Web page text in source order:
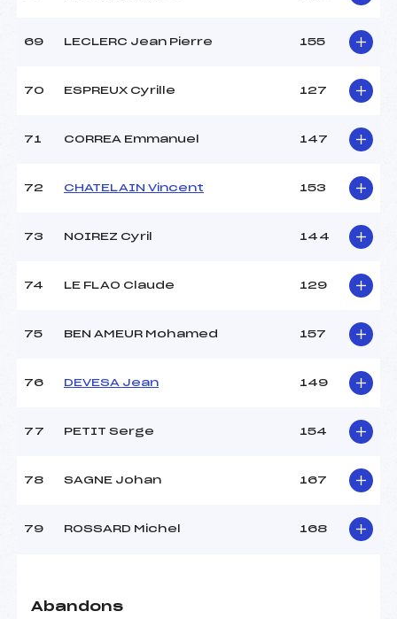
69 LECLERC Jean Pierre 155
70 ESPREUX Cyrille 127
71 CORREA Emmanuel 147
72 CHATELAIN Vincent 153
73 NOIREZ Cyril 144
74 LE FLAO Claude 129
75 BEN AMEUR Mohamed 157
76 DEVESA Jean 149
77 PETIT Serge 154
78 SAGNE Johan 167
79 ROSSARD Michel 168
Abandons